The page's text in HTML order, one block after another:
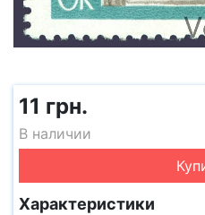
11 грн.
В наличии
Характеристики